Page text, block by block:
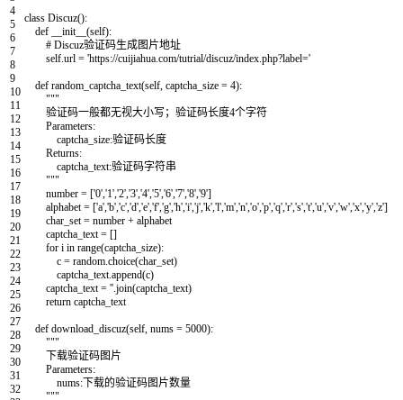
4
5
6
7
8
9
10
11
12
13
14
15
16
17
18
19
20
21
22
23
24
25
26
27
28
29
30
31
32
class Discuz():
def
__init__ (self):
# Discuz验证码生成图片地址
self url = 'https://cuijiahua.com/tutrial/discuz/index.php?label='
def random_captcha_text(self captcha_size = 4):
"""
验证码一般都无视大小写；验证码长度4个字符
Parameters:
captcha_size:验证码长度
Returns:
captcha_text:验证码字符串
"""
number = ['0' '1' '2' '3' '4' '5' '6' '7' '8' '9']
alphabet = ['a' 'b' 'c' 'd' 'e' 'f' 'g' 'h' 'i' 'j' 'k' 'l' 'm' 'n' 'o' 'p' 'q' 'r' 's' 't' 'u' 'v' 'w' 'x' 'y' 'z']
char_set = number + alphabet
captcha_text = []
for i in range(captcha_size):
c = random choice(char_set)
captcha_text append(c)
captcha_text = '' join(captcha_text)
return captcha_text
def download_discuz(self nums = 5000):
"""
下载验证码图片
Parameters:
nums:下载的验证码图片数量
"""